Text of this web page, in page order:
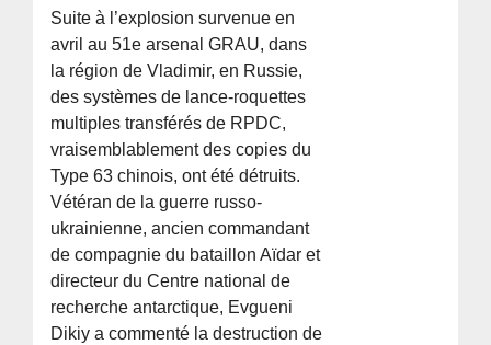
Suite à l’explosion survenue en
avril au 51e arsenal GRAU, dans
la région de Vladimir, en Russie,
des systèmes de lance-roquettes
multiples transférés de RPDC,
vraisemblablement des copies du
Type 63 chinois, ont été détruits.
Vétéran de la guerre russo-
ukrainienne, ancien commandant
de compagnie du bataillon Aïdar et
directeur du Centre national de
recherche antarctique, Evgueni
Dikiy a commenté la destruction de